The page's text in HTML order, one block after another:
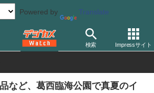
Powered by Translate
検索 Impressサイト
報 花
など、葛西臨海公園で真夏のイ